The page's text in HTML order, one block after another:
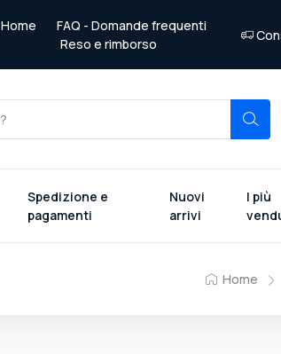
Home
FAQ - Domande frequenti
Reso e rimborso
Spedizione e
pagamenti
Nuovi
arrivi
I più
Home